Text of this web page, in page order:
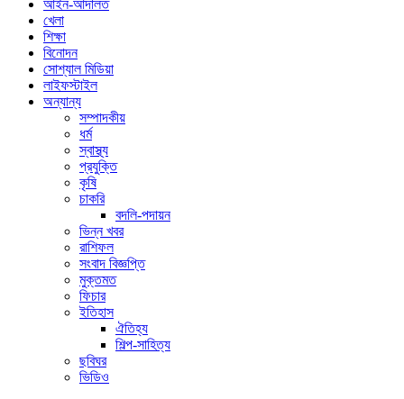
আইন-আদালত
খেলা
শিক্ষা
বিনোদন
সোশ্যাল মিডিয়া
লাইফস্টাইল
অন্যান্য
সম্পাদকীয়
ধর্ম
স্বাস্থ্য
প্রযুক্তি
কৃষি
চাকরি
বদলি-পদায়ন
ভিন্ন খবর
রাশিফল
সংবাদ বিজ্ঞপ্তি
মুক্তমত
ফিচার
ইতিহাস
ঐতিহ্য
শিল্প-সাহিত্য
ছবিঘর
ভিডিও